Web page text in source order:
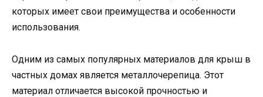
которых имеет свои преимущества и особенности
использования.
Одним из самых популярных материалов для крыш в
частных домах является металлочерепица. Этот
материал отличается высокой прочностью и